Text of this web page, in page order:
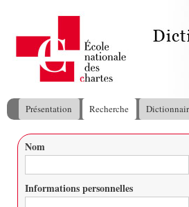
Menu principal
Présentation Recherche
Vous êtes ici
Nom
Informations personnelles